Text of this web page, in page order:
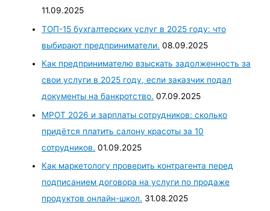
11.09.2025
ТОП-15 бухгалтерских услуг в 2025 году: что
выбирают предприниматели. 08.09.2025
Как предпринимателю взыскать задолженность за
свои услуги в 2025 году, если заказчик подал
документы на банкротство. 07.09.2025
МРОТ 2026 и зарплаты сотрудников: сколько
придётся платить салону красоты за 10
сотрудников. 01.09.2025
Как маркетологу проверить контрагента перед
подписанием договора на услуги по продаже
продуктов онлайн-школ. 31.08.2025